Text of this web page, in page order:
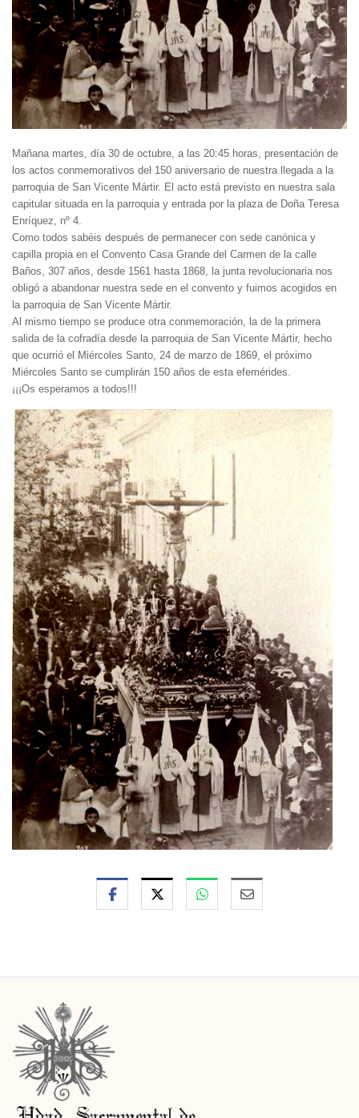
Mañana martes, día 30 de octubre, a las 20:45 horas, presentación de
los actos conmemorativos del 150 aniversario de nuestra llegada a la
parroquia de San Vicente Mártir. El acto está previsto en nuestra sala
capitular situada en la parroquia y entrada por la plaza de Doña Teresa
Enríquez, nº 4.
Como todos sabéis después de permanecer con sede canónica y
capilla propia en el Convento Casa Grande del Carmen de la calle
Baños, 307 años, desde 1561 hasta 1868, la junta revolucionaria nos
obligó a abandonar nuestra sede en el convento y fuimos acogidos en
la parroquia de San Vicente Mártir.
Al mismo tiempo se produce otra conmemoración, la de la primera
salida de la cofradía desde la parroquia de San Vicente Mártir, hecho
que ocurrió el Miércoles Santo, 24 de marzo de 1869, el próximo
Miércoles Santo se cumplirán 150 años de esta efemérides.
¡¡¡Os esperamos a todos!!!